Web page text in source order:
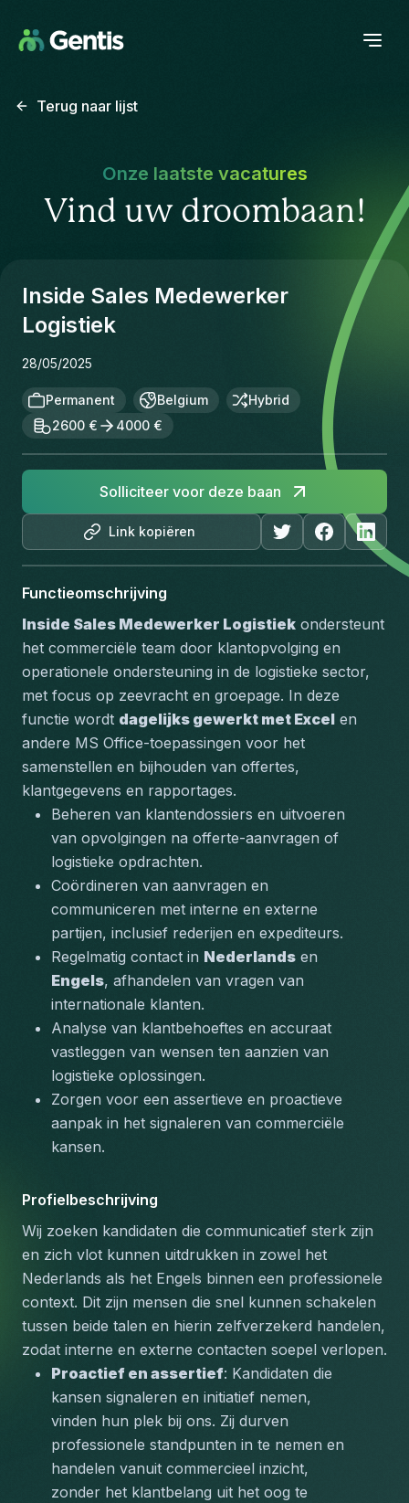
Terug naar lijst
Onze laatste vacatures
Vind uw droombaan!
Inside Sales Medewerker
Logistiek
28/05/2025
Permanent Belgium
Hybrid
2600 €
4000 €
Link kopiëren
Solliciteer voor deze baan
Functieomschrijving
Inside Sales Medewerker Logistiek ondersteunt
het commerciële team door klantopvolging en
operationele ondersteuning in de logistieke sector,
met focus op zeevracht en groepage. In deze
functie wordt dagelijks gewerkt met Excel en
andere MS Office-toepassingen voor het
samenstellen en bijhouden van offertes,
klantgegevens en rapportages.
Beheren van klantendossiers en uitvoeren
van opvolgingen na offerte-aanvragen of
logistieke opdrachten.
Coördineren van aanvragen en
communiceren met interne en externe
partijen, inclusief rederijen en expediteurs.
Regelmatig contact in Nederlands
Engels, afhandelen van vragen van
internationale klanten.
Analyse van klantbehoeftes en accuraat
vastleggen van wensen ten aanzien van
logistieke oplossingen.
Zorgen voor een assertieve en proactieve
aanpak in het signaleren van commerciële
kansen.
Profielbeschrijving
Wij zoeken kandidaten die communicatief sterk zijn
en zich vlot kunnen uitdrukken in zowel het
Nederlands als het Engels binnen een professionele
context. Dit zijn mensen die snel kunnen schakelen
tussen beide talen en hierin zelfverzekerd handelen,
zodat interne en externe contacten soepel verlopen.
Proactief en assertief: Kandidaten die
kansen signaleren en initiatief nemen,
vinden hun plek bij ons. Zij durven
professionele standpunten in te nemen en
handelen vanuit commercieel inzicht,
zonder het klantbelang uit het oog te